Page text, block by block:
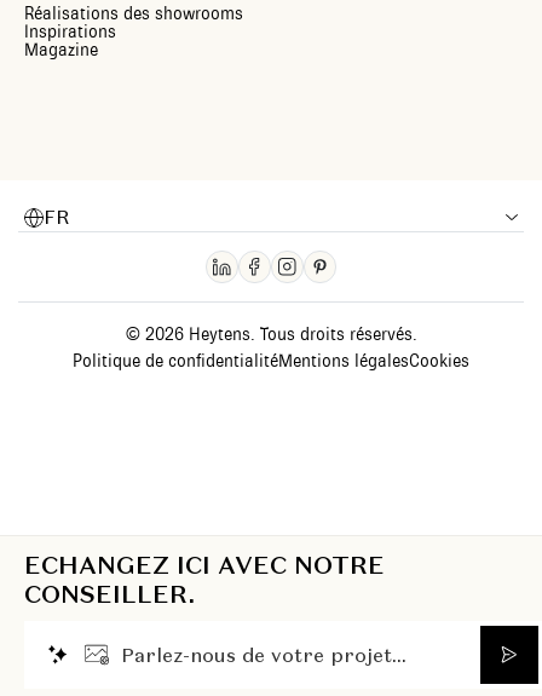
ECHANGEZ ICI AVEC NOTRE
CONSEILLER.
Parlez-nous de votre projet...
Réalisations des showrooms
Inspirations
Magazine
FR
© 2026 Heytens. Tous droits réservés.
Politique de confidentialitéMentions légalesCookies